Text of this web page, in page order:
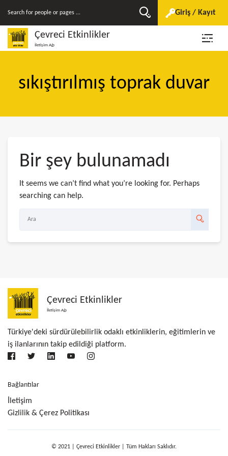
Giriş / Kayıt
Çevreci Etkinlikler
İletişim Ağı
sıkıştırılmış toprak duvar
Bir şey bulunamadı
It seems we can’t find what you’re looking for. Perhaps
searching can help.
Çevreci Etkinlikler
İletişim Ağı
Türkiye'deki sürdürülebilirlik odaklı etkinliklerin, eğitimlerin ve
iş ilanlarının takip edildiği platform.
Bağlantılar
İletişim
Gizlilik & Çerez Politikası
© 2021 | Çevreci Etkinlikler | Tüm Hakları Saklıdır.